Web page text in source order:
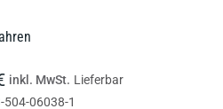
inkl. MwSt. Lieferbar
504-06038-1